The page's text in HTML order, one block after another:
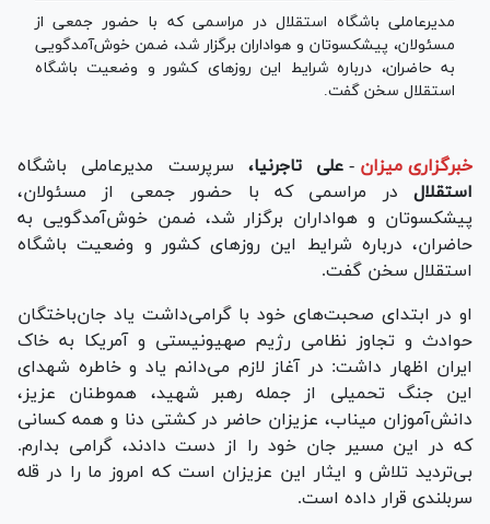
مدیرعاملی باشگاه استقلال در مراسمی که با حضور جمعی از
مسئولان، پیشکسوتان و هواداران برگزار شد، ضمن خوش‌آمدگویی
به حاضران، درباره شرایط این روز‌های کشور و وضعیت باشگاه
استقلال سخن گفت.
خبرگزاری میزان - علی تاجرنیا، سرپرست مدیرعاملی باشگاه
استقلال در مراسمی که با حضور جمعی از مسئولان،
پیشکسوتان و هواداران برگزار شد، ضمن خوش‌آمدگویی به
حاضران، درباره شرایط این روز‌های کشور و وضعیت باشگاه
استقلال سخن گفت.
او در ابتدای صحبت‌های خود با گرامی‌داشت یاد جان‌باختگان
حوادث و تجاوز نظامی رژیم صهیونیستی و آمریکا به خاک
ایران اظهار داشت: در آغاز لازم می‌دانم یاد و خاطره شهدای
این جنگ تحمیلی از جمله رهبر شهید، هموطنان عزیز،
دانش‌آموزان میناب، عزیزان حاضر در کشتی دنا و همه کسانی
که در این مسیر جان خود را از دست دادند، گرامی بدارم.
بی‌تردید تلاش و ایثار این عزیزان است که امروز ما را در قله
سربلندی قرار داده است.